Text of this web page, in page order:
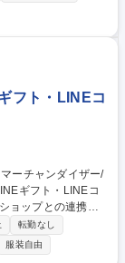
イムデー等のセー
天倉庫への納品)等
、内製化により機
など(月間売上1
Amazon他ECサイ
フト・LINEコ
ョップとの連携、
担っていただきま
体となり進行する
転勤なし
服装自由